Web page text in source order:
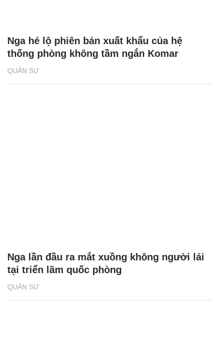
QUÂN SỰ
Nga hé lộ phiên bản xuất khẩu của hệ
thống phòng không tầm ngắn Komar
QUÂN SỰ
Nga lần đầu ra mắt xuồng không người lái
tại triển lãm quốc phòng